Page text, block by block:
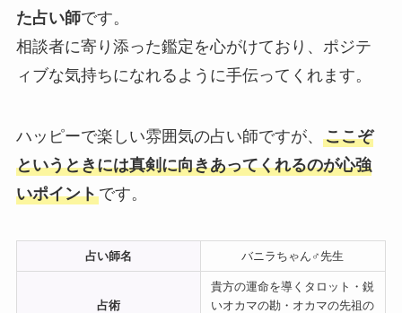
た占い師です。
相談者に寄り添った鑑定を心がけており、ポジテ
ィブな気持ちになれるように手伝ってくれます。
ハッピーで楽しい雰囲気の占い師ですが、 ここぞ
というときには真剣に向きあってくれるのが心強
いポイントです。
占い師名 バニラちゃん♂先生
占術
貴方の運命を導くタロット・鋭
いオカマの勘・オカマの先祖の